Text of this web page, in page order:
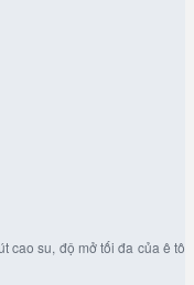
cao su, độ mở tối đa của ê tô